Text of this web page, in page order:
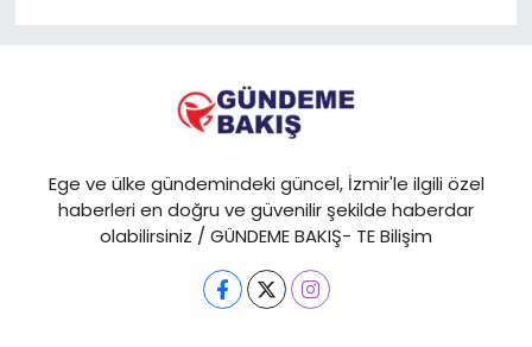
Ege ve ülke gündemindeki güncel, İzmir'le ilgili özel
haberleri en doğru ve güvenilir şekilde haberdar
olabilirsiniz / GÜNDEME BAKIŞ- TE Bilişim